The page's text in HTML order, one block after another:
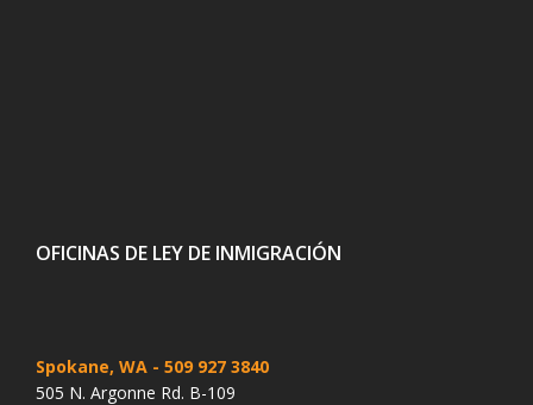
OFICINAS DE LEY DE INMIGRACIÓN
Spokane, WA - 509 927 3840
505 N. Argonne Rd. B-109